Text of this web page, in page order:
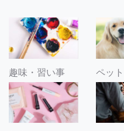
趣味・習い事 ペット